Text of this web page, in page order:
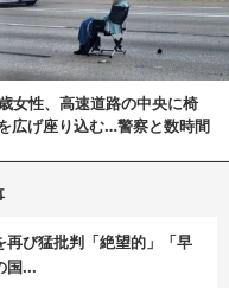
女性、高速道路の中央に椅
広げ座り込む…警察と数時間
び猛批判「絶望的」「早
国...